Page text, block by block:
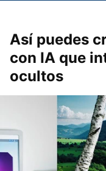
Así puedes
con IA que
ocultos